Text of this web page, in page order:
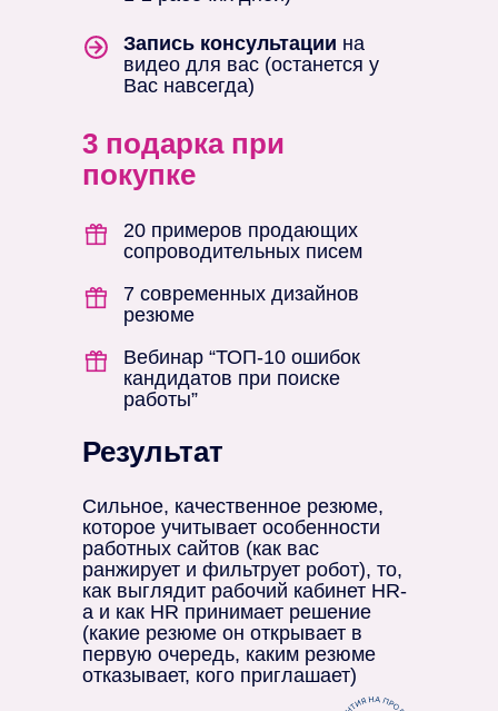
3 подарка при
покупке
Запись консультации на
видео для вас (останется у
Вас навсегда)
7 современных дизайнов
резюме
20 примеров продающих
сопроводительных писем
Вебинар “ТОП-10 ошибок
кандидатов при поиске
работы”
Сильное, качественное резюме,
которое учитывает особенности
работных сайтов (как вас
ранжирует и фильтрует робот), то,
как выглядит рабочий кабинет HR-
а и как HR принимает решение
(какие резюме он открывает в
первую очередь, каким резюме
отказывает, кого приглашает)
Результат